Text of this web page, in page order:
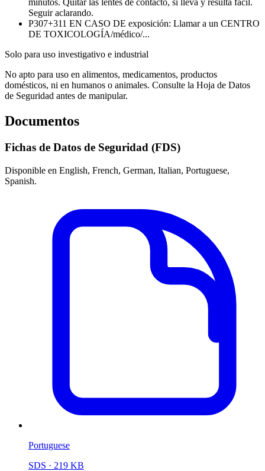
minutos. Quitar las lentes de contacto, si lleva y resulta fácil.
Seguir aclarando.
P307+311 EN CASO DE exposición: Llamar a un CENTRO
DE TOXICOLOGÍA/médico/...
Solo para uso investigativo e industrial
No apto para uso en alimentos, medicamentos, productos
domésticos, ni en humanos o animales. Consulte la Hoja de Datos
de Seguridad antes de manipular.
Documentos
Fichas de Datos de Seguridad (FDS)
Disponible en English, French, German, Italian, Portuguese,
Spanish.
Portuguese
SDS · 219 KB